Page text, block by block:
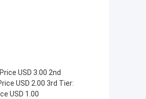
USD 3.00 2nd
USD 2.00 3rd Tier:
USD 1.00